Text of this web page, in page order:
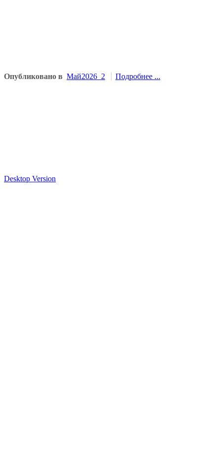
Опубликовано в Май2026_2 Подробнее ...
Desktop Version